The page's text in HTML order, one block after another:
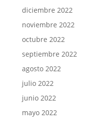
diciembre 2022
noviembre 2022
octubre 2022
septiembre 2022
agosto 2022
julio 2022
junio 2022
mayo 2022